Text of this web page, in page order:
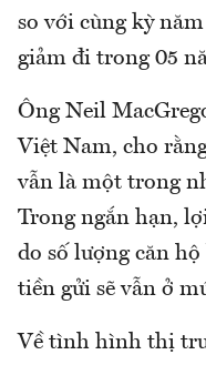
so với cùng kỳ
giảm đi trong 05
Ông Neil
Việt Nam, cho
vẫn là một trong
Trong ngắn hạn,
do số lượng căn
tiền gửi sẽ vẫn ở
Về tình hình thị